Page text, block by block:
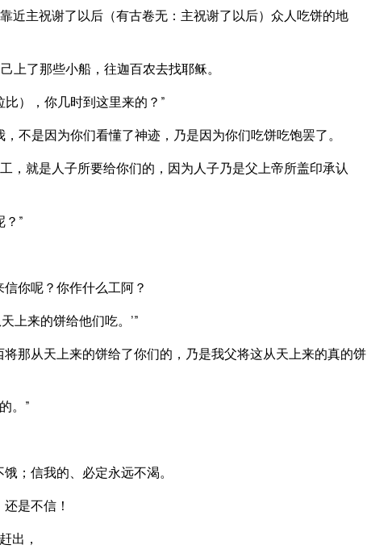
近主祝谢了以后（有古卷无：主祝谢了以后）众人吃饼的地
上了那些小船，往迦百农去找耶稣。
），你几时到这里来的？”
不是因为你们看懂了神迹，乃是因为你们吃饼吃饱罢了。
，就是人子所要给你们的，因为人子乃是父上帝所盖印承认
”
你呢？你作什么工阿？
上来的饼给他们吃。’”
那从天上来的饼给了你们的，乃是我父将这从天上来的真的饼
。”
；信我的、必定永远不渴。
是不信！
出，